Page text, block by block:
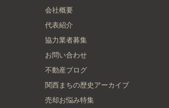
会社概要
代表紹介
協力業者募集
お問い合わせ
不動産ブログ
関西まちの歴史アーカイブ
売却お悩み特集